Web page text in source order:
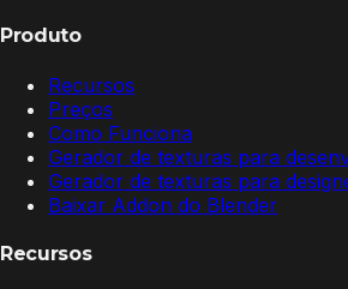
Produto
Recursos
Preços
Como Funciona
Gerador de texturas para
Gerador de texturas para
Baixar Addon do Blender
Recursos